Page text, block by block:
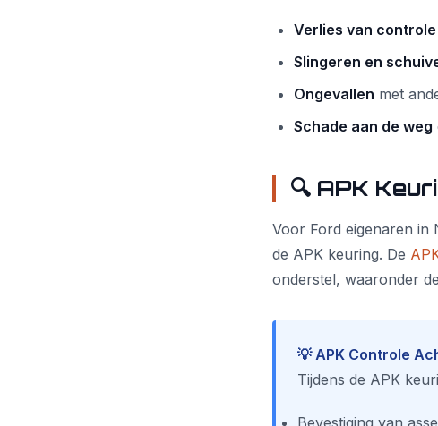
Verlies van controle
Slingeren en
Ongevallen met
Schade aan de weg
🔍 APK
Voor Ford eigenaren in
de APK keuring. De
onderstel, waaronder
💡 APK Controle
Tijdens de APK
Bevestiging van